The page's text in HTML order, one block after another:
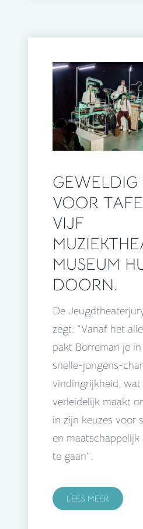
GEWELDIG
VOOR
VIJF
MUSEUM
DOORN.
De
zegt: “Vanaf het
pakt Borreman je
snelle-jongens-
vindingrijkheid,
verleidelijk maakt
in zijn keuzes voor
en maatschappelijk
te gaan”.
LEES MEER